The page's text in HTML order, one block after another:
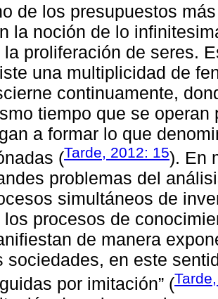
de los presupuestos
la noción de lo
la proliferación de seres.
una multiplicidad de
continuamente,
tiempo que se
a formar lo que
(Tarde, 2012: 15). En
problemas del
simultáneos de
los procesos de
de manera
sociedades, en este
por imitación” (